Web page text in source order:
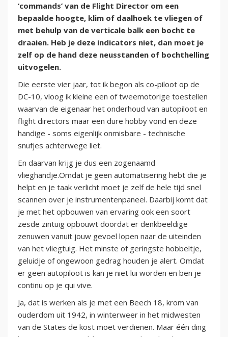
‘commands’ van de Flight Director om een
bepaalde hoogte, klim of daalhoek te vliegen of
met behulp van de verticale balk een bocht te
draaien. Heb je deze indicators niet, dan moet je
zelf op de hand deze neusstanden of bochthelling
uitvogelen.
Die eerste vier jaar, tot ik begon als co-piloot op de
DC-10, vloog ik kleine een of tweemotorige toestellen
waarvan de eigenaar het onderhoud van autopiloot en
flight directors maar een dure hobby vond en deze
handige - soms eigenlijk onmisbare - technische
snufjes achterwege liet.
En daarvan krijg je dus een zogenaamd
vlieghandje.Omdat je geen automatisering hebt die je
helpt en je taak verlicht moet je zelf de hele tijd snel
scannen over je instrumentenpaneel. Daarbij komt dat
je met het opbouwen van ervaring ook een soort
zesde zintuig opbouwt doordat er denkbeeldige
zenuwen vanuit jouw gevoel lopen naar de uiteinden
van het vliegtuig. Het minste of geringste hobbeltje,
geluidje of ongewoon gedrag houden je alert. Omdat
er geen autopiloot is kan je niet lui worden en ben je
continu op je qui vive.
Ja, dat is werken als je met een Beech 18, krom van
ouderdom uit 1942, in winterweer in het midwesten
van de States de kost moet verdienen. Maar één ding